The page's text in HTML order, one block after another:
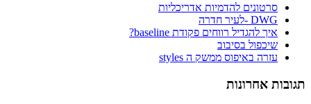
סרטונים להדמיות אדריכליות
DWG -לעיר חדרה
איך להגדיל רווחים פקודת baseline?
שיכפול בסיבוב
עזרה באיפוס ממשק ה styles
תגובות אחרונות